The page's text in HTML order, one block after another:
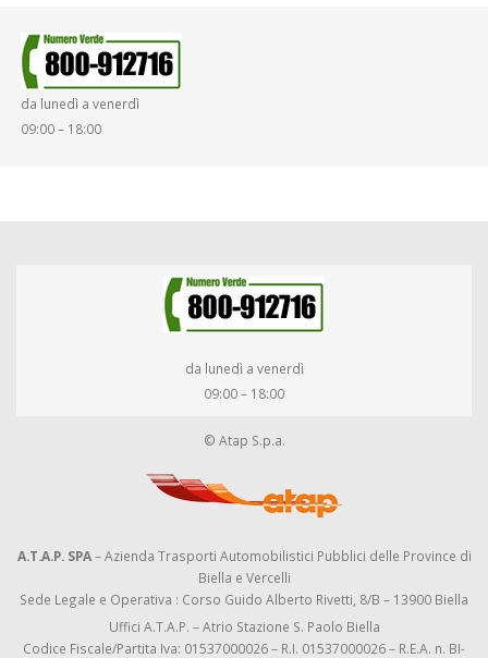
da lunedì a venerdì
09:00 – 18:00
da lunedì a venerdì
09:00 – 18:00
© Atap S.p.a.
A.T.A.P. SPA– Azienda Trasporti Automobilistici Pubblici delle Province di
Biella e Vercelli
Sede Legale e Operativa : Corso Guido Alberto Rivetti, 8/B – 13900 Biella
Uffici A.T.A.P. – Atrio Stazione S. Paolo Biella
Codice Fiscale/Partita Iva: 01537000026 – R.I. 01537000026 – R.E.A. n. BI-